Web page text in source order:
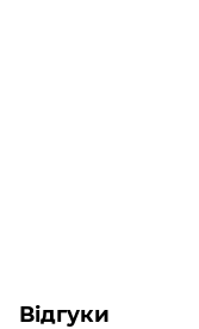
Відгуки